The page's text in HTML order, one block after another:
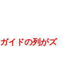
イドの列がズ